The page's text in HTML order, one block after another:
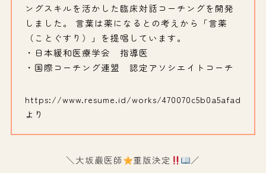
ングスキルを活かした臨床対話コーチングを開発
しました。 言葉は薬になるとの考えから「言薬
（ことぐすり）」を提唱しています。
・日本緩和医療学会 指導医
・国際コーチング連盟 認定アソシエイトコーチ
https://www.resume.id/works/470070c5b0a5afad
より
＼大坂巌医師 重版決定 ／